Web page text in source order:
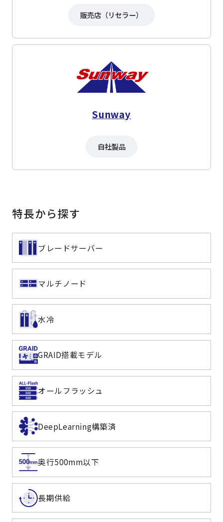
販売店（リセラー）
Sunway
自社製品
特長から探す
ブレードサーバー
マルチノード
水冷
GRAID搭載モデル
オールフラッシュ
DeepLearning構築済
奥行500mm以下
長期供給